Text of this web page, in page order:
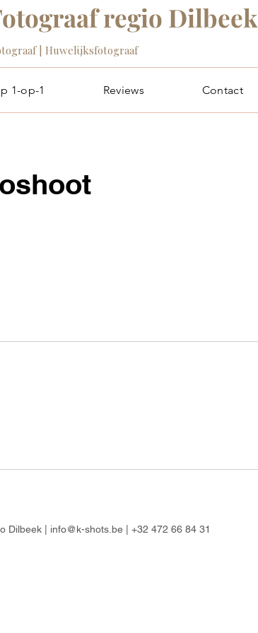
regio Dilbeek
| Huwelijksfotograaf
1-op-1 Reviews Contact
Dilbeek | info@k-shots.be| +32 472 66 84 31